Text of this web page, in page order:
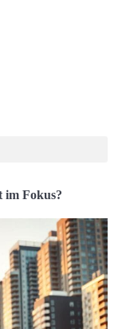
im Fokus?